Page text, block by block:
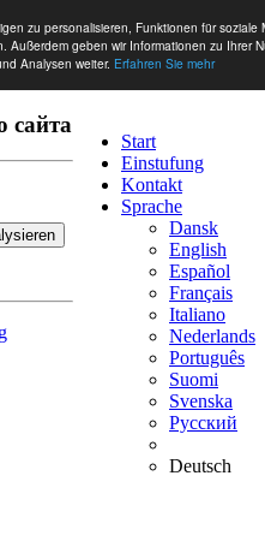
zu personalisieren, Funktionen für
Außerdem geben wir Informationen zu Ihrer
Analysen weiter. Erfahren Sie mehr
Start
Einstufung
Kontakt
Sprache
Dansk
English
Español
Français
Italiano
Nederlands
Português
Suomi
Svenska
Русский
Deutsch
сайта